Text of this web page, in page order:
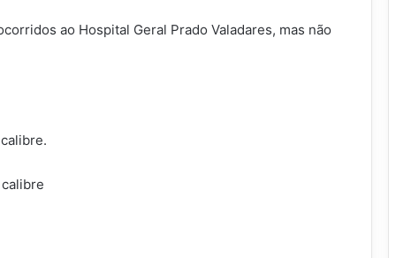
ao Hospital Geral Prado Valadares, mas não